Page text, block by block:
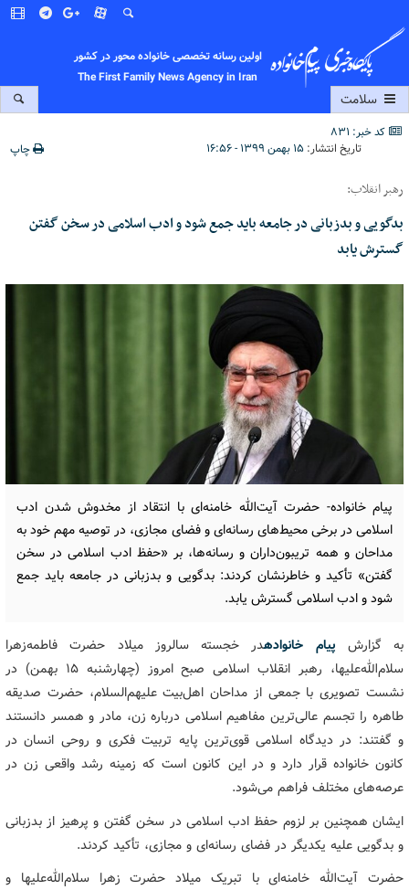
اولین رسانه تخصصی خانواده محور در کشور
The First Family News Agency in Iran
سلامت
کد خبر: 831
تاریخ انتشار: ۱۵ بهمن ۱۳۹۹ - ۱۶:۵۶ چاپ
رهبر انقلاب:
بدگویی و بدزبانی در جامعه باید جمع شود و ادب اسلامی در سخن گفتن
گسترش یابد
پیام خانواده- حضرت آیت‌الله خامنه‌ای با انتقاد از مخدوش شدن ادب
اسلامی در برخی محیط‌های رسانه‌ای و فضای مجازی، در توصیه مهم خود به
مداحان و همه تریبون‌داران و رسانه‌ها، بر «حفظ ادب اسلامی در سخن
گفتن» تأکید و خاطرنشان کردند: بدگویی و بدزبانی در جامعه باید جمع
شود و ادب اسلامی گسترش یابد.
به گزارش پیام خانوادهدر خجسته سالروز میلاد حضرت فاطمه‌زهرا
سلام‌الله‌علیها، رهبر انقلاب اسلامی صبح امروز (چهارشنبه ۱۵ بهمن) در
نشست تصویری با جمعی از مداحان اهل‌بیت علیهم‌السلام، حضرت صدیقه
طاهره را تجسم عالی‌ترین مفاهیم اسلامی درباره زن، مادر و همسر دانستند
و گفتند: در دیدگاه اسلامی قوی‌ترین پایه تربیت فکری و روحی انسان در
کانون خانواده قرار دارد و در این کانون است که زمینه رشد واقعی زن در
عرصه‌های مختلف فراهم می‌شود.
ایشان همچنین بر لزوم حفظ ادب اسلامی در سخن گفتن و پرهیز از بدزبانی
و بدگویی علیه یکدیگر در فضای رسانه‌ای و مجازی، تأکید کردند.
حضرت آیت‌الله خامنه‌ای با تبریک میلاد حضرت زهرا سلام‌الله‌علیها و